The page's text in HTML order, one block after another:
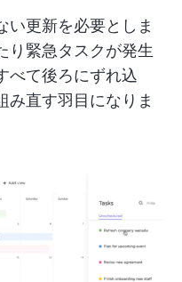
い更新を必要としま
り緊急タスクが発生
べて後ろにずれ込
み直す羽目になりま